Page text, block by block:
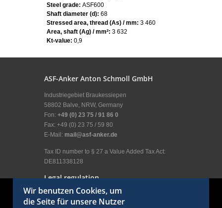
Steel grade: ASF600
Shaft diameter (d): 68
Stressed area, thread (As) / mm: 3 460
Area, shaft (Ag) / mm²: 3 632
Kt-value: 0,9
ASF-Anker Anton Schmoll GmbH
Industriegebiet Braukessiepen
58802 Balve, NRW, Germany
Fon: +49 (0) 23 75 / 91 86 0
Fax: +49 (0) 23 75 / 59 80
E-Mail: mail@asf-anker.de
Tax ID number to § 27 a Value Added Tax Act:
DE811338128
Legal regulation
Legal Disclosure
General terms and conditions
Wir benutzen Cookies, um
die Seite für unsere Nutzer